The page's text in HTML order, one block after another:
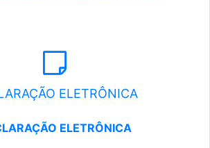
ELETRÔNICA
ELETRÔNICA